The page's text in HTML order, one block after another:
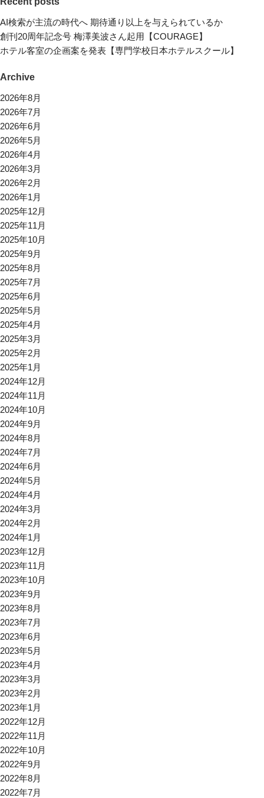
AI検索が主流の時代へ 期待通り以上を与えられているか
創刊20周年記念号 梅澤美波さん起用【COURAGE】
ホテル客室の企画案を発表【専門学校日本ホテルスクール】
Archive
2026年8月
2026年7月
2026年6月
2026年5月
2026年4月
2026年3月
2026年2月
2026年1月
2025年12月
2025年11月
2025年10月
2025年9月
2025年8月
2025年7月
2025年6月
2025年5月
2025年4月
2025年3月
2025年2月
2025年1月
2024年12月
2024年11月
2024年10月
2024年9月
2024年8月
2024年7月
2024年6月
2024年5月
2024年4月
2024年3月
2024年2月
2024年1月
2023年12月
2023年11月
2023年10月
2023年9月
2023年8月
2023年7月
2023年6月
2023年5月
2023年4月
2023年3月
2023年2月
2023年1月
2022年12月
2022年11月
2022年10月
2022年9月
2022年8月
2022年7月